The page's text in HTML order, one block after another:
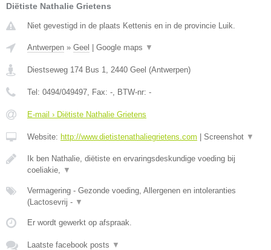
Diëtiste Nathalie Grietens
Niet gevestigd in de plaats Kettenis en in de provincie Luik.
Antwerpen » Geel Google maps ▼
Diestseweg 174 Bus 1, 2440 Geel (Antwerpen)
Tel: 0494/049497, Fax: -, BTW-nr: -
E-mail › Diëtiste Nathalie Grietens
Website: http://www.dietistenathaliegrietens.com Screenshot ▼
Ik ben Nathalie, diëtiste en ervaringsdeskundige voeding bij
coeliakie, ▼
Vermagering - Gezonde voeding, Allergenen en intoleranties
(Lactosevrij - ▼
Er wordt gewerkt op afspraak.
Laatste facebook posts ▼